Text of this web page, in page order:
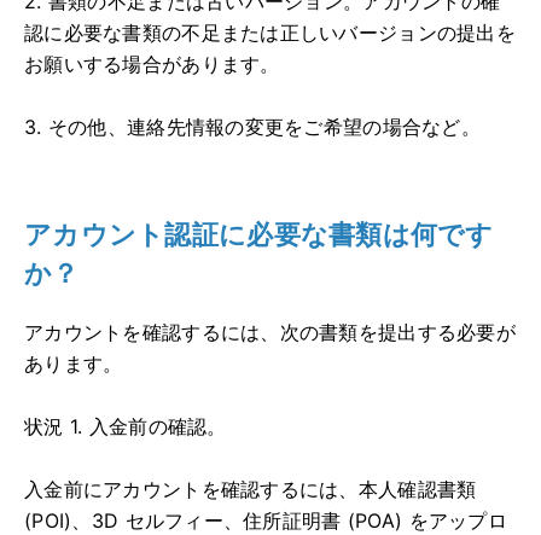
認に必要な書類の不足または正しいバージョンの提出を
お願いする場合があります。
3. その他、連絡先情報の変更をご希望の場合など。
アカウント認証に必要な書類は何です
か？
アカウントを確認するには、次の書類を提出する必要が
あります。
状況 1. 入金前の確認。
入金前にアカウントを確認するには、本人確認書類
(POI)、3D セルフィー、住所証明書 (POA) をアップロ